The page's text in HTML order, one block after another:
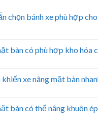
chọn bánh xe phù hợp
bàn có phù hợp kho hóa
xe nâng mặt bàn
bàn có thể nâng khuôn